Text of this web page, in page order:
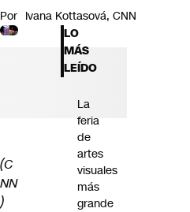
Por Ivana Kottasová, CNN
(C
NN
)
LO
MÁS
LEÍDO
La
feria
de
artes
visuales
más
grande